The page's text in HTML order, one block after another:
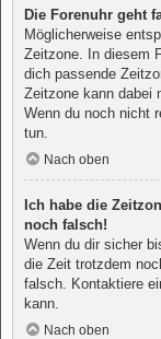
Die Forenuhr geht
Möglicherweise
Zeitzone. In diesem
dich passende
Zeitzone kann dabei
Wenn du noch nicht
tun.
Nach oben
Ich habe die
noch falsch!
Wenn du dir sicher
die Zeit trotzdem
falsch. Kontaktiere
kann.
Nach oben